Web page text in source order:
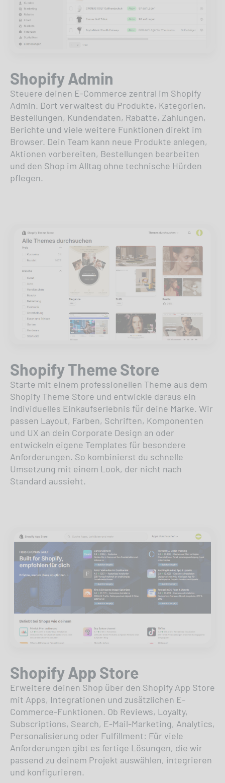
Shopify Admin
Steuere deinen E-Commerce zentral im Shopify
Admin. Dort verwaltest du Produkte, Kategorien,
Bestellungen, Kundendaten, Rabatte, Zahlungen,
Berichte und viele weitere Funktionen direkt im
Browser. Dein Team kann neue Produkte anlegen,
Aktionen vorbereiten, Bestellungen bearbeiten
und den Shop im Alltag ohne technische Hürden
pflegen.
Shopify Theme Store
Starte mit einem professionellen Theme aus dem
Shopify Theme Store und entwickle daraus ein
individuelles Einkaufserlebnis für deine Marke. Wir
passen Layout, Farben, Schriften, Komponenten
und UX an dein Corporate Design an oder
entwickeln eigene Templates für besondere
Anforderungen. So kombinierst du schnelle
Umsetzung mit einem Look, der nicht nach
Standard aussieht.
Shopify App Store
Erweitere deinen Shop über den Shopify App Store
mit Apps, Integrationen und zusätzlichen E-
Commerce-Funktionen. Ob Reviews, Loyalty,
Subscriptions, Search, E-Mail-Marketing, Analytics,
Personalisierung oder Fulfillment: Für viele
Anforderungen gibt es fertige Lösungen, die wir
passend zu deinem Projekt auswählen, integrieren
und konfigurieren.